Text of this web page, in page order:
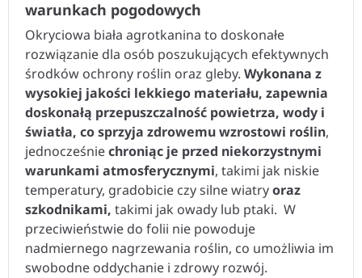
warunkach pogodowych
Okryciowa biała agrotkanina to doskonałe
rozwiązanie dla osób poszukujących efektywnych
środków ochrony roślin oraz gleby. Wykonana z
wysokiej jakości lekkiego materiału, zapewnia
doskonałą przepuszczalność powietrza, wody i
światła, co sprzyja zdrowemu wzrostowi roślin,
jednocześniechroniąc je przed niekorzystnymi
warunkami atmosferycznymi, takimi jak niskie
temperatury, gradobicie czy silne wiatryoraz
szkodnikami, takimi jak owady lub ptaki. W
przeciwieństwie do folii nie powoduje
nadmiernego nagrzewania roślin, co umożliwia im
swobodne oddychanie i zdrowy rozwój.